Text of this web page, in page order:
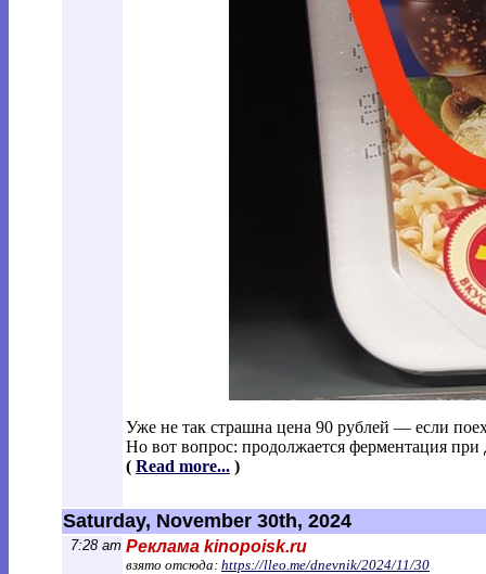
Уже не так страшна цена 90 рублей — если
Но вот вопрос: продолжается ферментация при
( Read more... )
Saturday, November 30th, 2024
7:28 am Реклама kinopoisk.ru
взято отсюда: https://lleo.me/dnevnik/2024/11/30